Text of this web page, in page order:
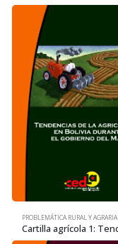
PROBLEMÁTICA RURAL Y AGRARIA